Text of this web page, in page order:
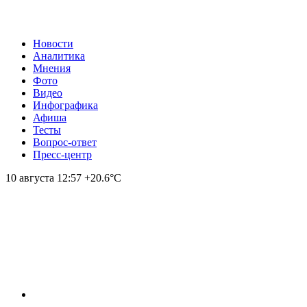
Новости
Аналитика
Мнения
Фото
Видео
Инфографика
Афиша
Тесты
Вопрос-ответ
Пресс-центр
10 августа 12:57 +20.6°С